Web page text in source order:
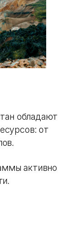
обладают
от
активно